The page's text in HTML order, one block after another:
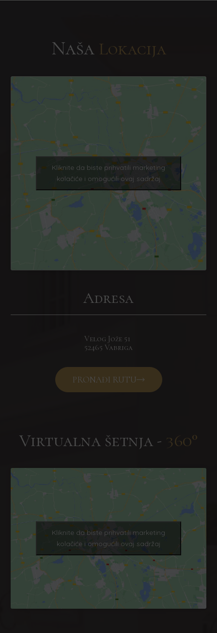
Naša Lokacija
Kliknite da biste prihvatili marketing
kolačiće i omogućili ovaj sadržaj
Adresa
Velog Jože 51
52465 Vabriga
PRONAĐI RUTU
Virtualna šetnja - 360°
Kliknite da biste prihvatili marketing
kolačiće i omogućili ovaj sadržaj